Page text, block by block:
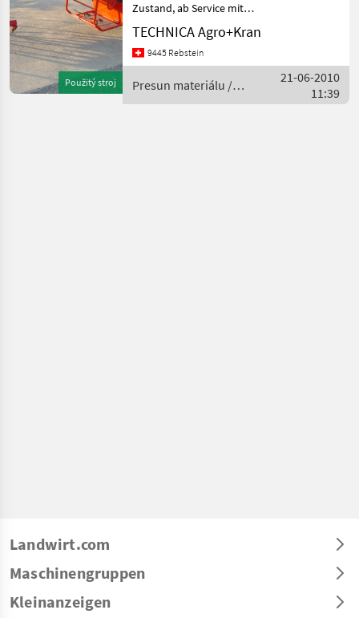
Použitý stroj
Zustand, ab Service mit
Garantie.----------------------------
-----------------------------------------
---------- 3, 1m/t – Kran, Spur
TECHNICA Agro+Kran
9445 Rebstein
Presun materiálu /
Stepa
21-06-2010
11:39
Landwirt.com
Maschinengruppen
Kleinanzeigen